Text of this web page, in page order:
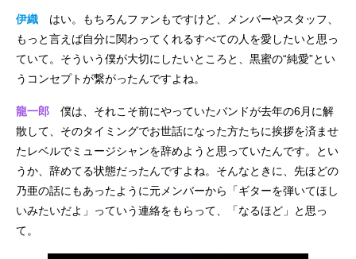
伊織 はい。もちろんファンもですけど、メンバーやスタッフ、
もっと言えば自分に関わってくれるすべての人を愛したいと思っ
ていて。そういう僕が大切にしたいところと、黒蜜の“純愛”とい
うコンセプトが繋がったんですよね。
龍一郎 僕は、それこそ前にやっていたバンドが去年の6月に解
散して、そのタイミングでお世話になった方たちに挨拶を済ませ
たレベルでミュージシャンを辞めようと思っていたんです。とい
うか、辞めてる状態だったんですよね。そんなときに、先ほどの
乃亜の話にもあったように元メンバーから「ギターを弾いてほし
いみたいだよ」っていう連絡をもらって、「なるほど」と思っ
て。